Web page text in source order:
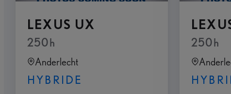
LEXUS UX
250h
Anderlecht
HYBRIDE
250h